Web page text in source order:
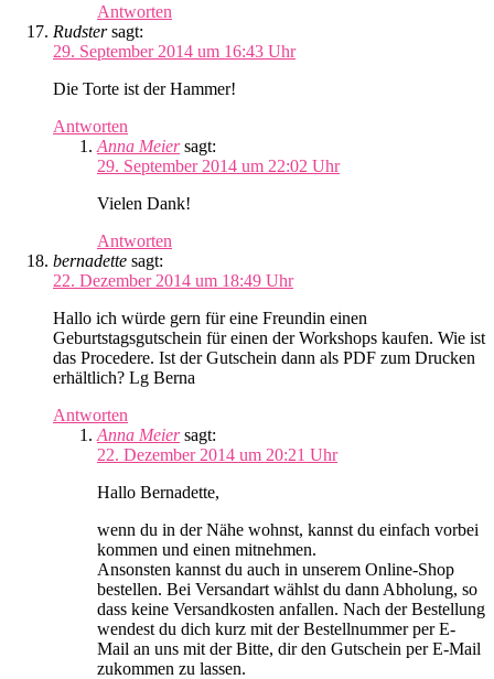
Antworten
Rudster sagt:
29. September 2014 um 16:43 Uhr
Die Torte ist der Hammer!
Antworten
Anna Meier sagt:
29. September 2014 um 22:02 Uhr
Vielen Dank!
Antworten
bernadette sagt:
22. Dezember 2014 um 18:49 Uhr
Hallo ich würde gern für eine Freundin einen
Geburtstagsgutschein für einen der Workshops kaufen. Wie ist
das Procedere. Ist der Gutschein dann als PDF zum Drucken
erhältlich? Lg Berna
Antworten
Anna Meier sagt:
22. Dezember 2014 um 20:21 Uhr
Hallo Bernadette,
wenn du in der Nähe wohnst, kannst du einfach vorbei
kommen und einen mitnehmen.
Ansonsten kannst du auch in unserem Online-Shop
bestellen. Bei Versandart wählst du dann Abholung, so
dass keine Versandkosten anfallen. Nach der Bestellung
wendest du dich kurz mit der Bestellnummer per E-
Mail an uns mit der Bitte, dir den Gutschein per E-Mail
zukommen zu lassen.